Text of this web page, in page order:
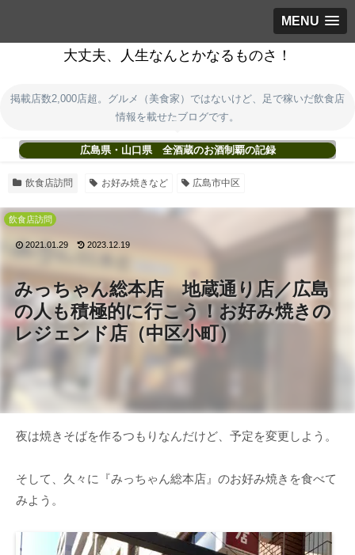
MENU
大丈夫、人生なんとかなるものさ！
掲載店数2,000店超。グルメ（美食家）ではないけど、足で稼いだ飲食店
情報を載せたブログです。
広島県・山口県 全酒蔵のお酒制覇の記録
飲食店訪問 お好み焼きなど 広島市中区
みっちゃん総本店 地蔵通り店／広島
の人も積極的に行こう！お好み焼きの
レジェンド店（中区小町）
飲食店訪問
2021.01.29 2023.12.19
夜は焼きそばを作るつもりなんだけど、予定を変更しよう。
そして、久々に『みっちゃん総本店』のお好み焼きを食べて
みよう。